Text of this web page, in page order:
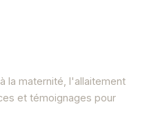
la maternité, l'allaitement
et témoignages pour